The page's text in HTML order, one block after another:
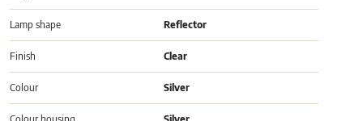
Lamp shape Reflector
Finish Clear
Colour Silver